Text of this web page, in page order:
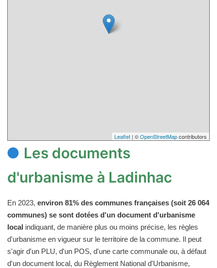
Leaflet | ©OpenStreetMapcontributors
Les documents
d'urbanisme à Ladinhac
En 2023, environ 81% des communes françaises (soit 26 064
communes) se sont dotées d'un document d'urbanisme
local indiquant, de manière plus ou moins précise, les règles
d'urbanisme en vigueur sur le territoire de la commune. Il peut
s'agir d'un PLU, d'un POS, d'une carte communale ou, à défaut
d'un document local, du Règlement National d'Urbanisme,